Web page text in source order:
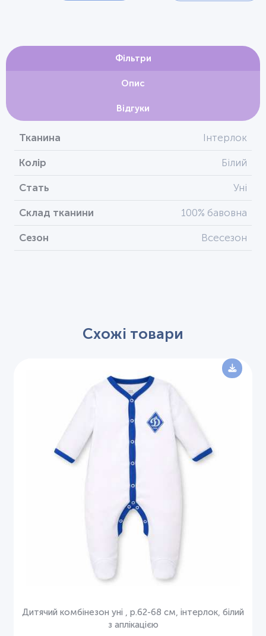
Фільтри
Опис
Відгуки
Тканина Інтерлок
Колір Білий
Стать Уні
Склад тканини 100% бавовна
Сезон Всесезон
Схожі товари
Дитячий комбінезон уні , р.62-68 см, інтерлок, білий
з аплікацією